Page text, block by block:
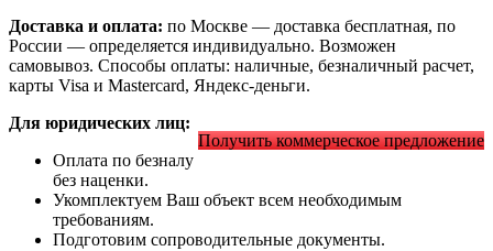
Доставка и оплата: по Москве — доставка бесплатная, по
России — определяется индивидуально. Возможен
самовывоз. Способы оплаты: наличные, безналичный расчет,
карты Visa и Mastercard, Яндекс-деньги.
Получить коммерческое предложение
Для юридических лиц:
Оплата по безналу
без наценки.
Укомплектуем Ваш объект всем необходимым
требованиям.
Подготовим сопроводительные документы.